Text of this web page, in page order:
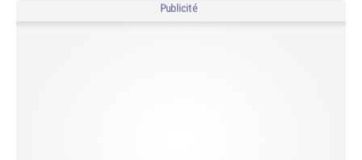
Publicité